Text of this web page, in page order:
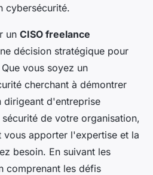
cybersécurité.
un CISO freelance
décision stratégique pour
vous soyez un
cherchant à démontrer
dirigeant d'entreprise
de votre organisation,
vous apporter l'expertise et la
besoin. En suivant les
comprenant les défis